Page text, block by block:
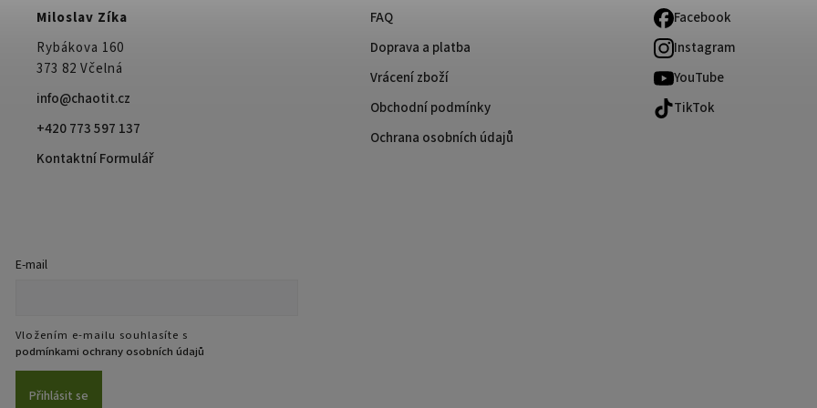
Miloslav Zíka
Rybákova 160
373 82 Včelná
info@chaotit.cz
+420 773 597 137
Kontaktní Formulář
FAQ
Doprava a platba
Vrácení zboží
Obchodní podmínky
Ochrana osobních údajů
Facebook
Instagram
YouTube
TikTok
E-mail
Vložením e-mailu souhlasíte s
podmínkami ochrany osobních údajů
Přihlásit se